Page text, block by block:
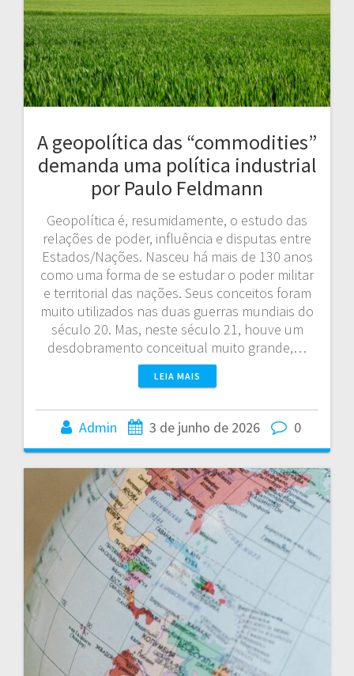
A geopolítica das “commodities”
demanda uma política industrial
por Paulo Feldmann
Geopolítica é, resumidamente, o estudo das
relações de poder, influência e disputas entre
Estados/Nações. Nasceu há mais de 130 anos
como uma forma de se estudar o poder militar
e territorial das nações. Seus conceitos foram
muito utilizados nas duas guerras mundiais do
século 20. Mas, neste século 21, houve um
desdobramento conceitual muito grande,…
LEIA MAIS
Admin 3 de junho de 2026 0